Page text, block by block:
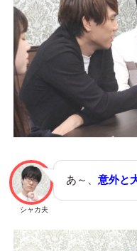
シャカ夫
あ～、意外と